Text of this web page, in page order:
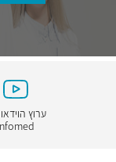
ערוץ